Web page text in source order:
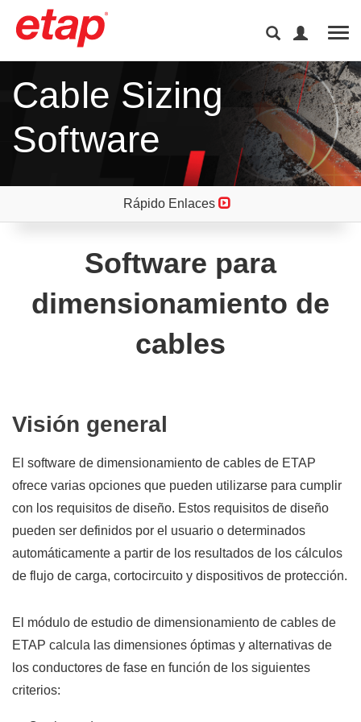
Cable Sizing
Software
Rápido Enlaces
Software para
dimensionamiento de
cables
Visión general
El software de dimensionamiento de cables de ETAP
ofrece varias opciones que pueden utilizarse para cumplir
con los requisitos de diseño. Estos requisitos de diseño
pueden ser definidos por el usuario o determinados
automáticamente a partir de los resultados de los cálculos
de flujo de carga, cortocircuito y dispositivos de protección.
El módulo de estudio de dimensionamiento de cables de
ETAP calcula las dimensiones óptimas y alternativas de
los conductores de fase en función de los siguientes
criterios: